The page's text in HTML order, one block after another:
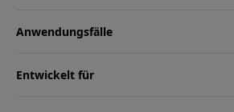
Anwendungsfälle
Entwickelt für